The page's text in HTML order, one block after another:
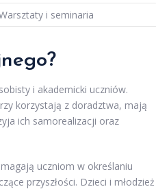
i seminaria
i akademicki uczniów.
korzystają z doradztwa, mają
ich samorealizacji oraz
uczniom w określaniu
przyszłości. Dzieci i młodzież